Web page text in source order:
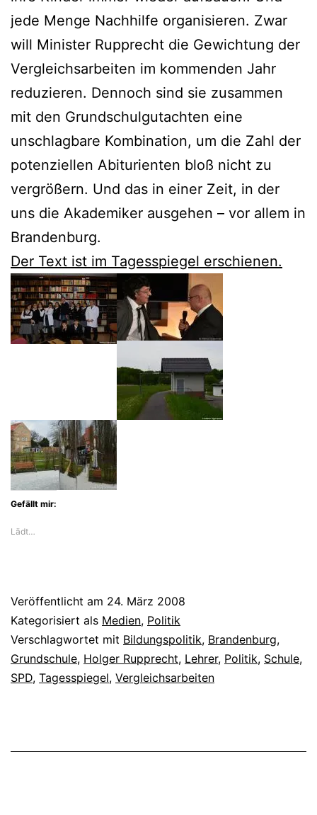
jede Menge Nachhilfe organisieren. Zwar
will Minister Rupprecht die Gewichtung der
Vergleichsarbeiten im kommenden Jahr
reduzieren. Dennoch sind sie zusammen
mit den Grundschulgutachten eine
unschlagbare Kombination, um die Zahl der
potenziellen Abiturienten bloß nicht zu
vergrößern. Und das in einer Zeit, in der
uns die Akademiker ausgehen – vor allem in
Brandenburg.
Der Text ist im Tagesspiegel erschienen.
Gefällt mir:
Lädt…
Veröffentlicht am 24. März 2008
Kategorisiert als Medien, Politik
Verschlagwortet mit Bildungspolitik, Brandenburg,
Grundschule, Holger Rupprecht, Lehrer, Politik, Schule,
SPD, Tagesspiegel, Vergleichsarbeiten